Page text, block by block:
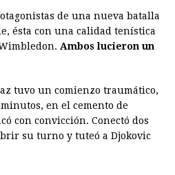
de una nueva batalla
ésta con una calidad tenística
Ambos lucieron un
tuvo un comienzo traumático,
en el cemento de
con convicción. Conectó dos
su turno y tuteó a Djokovic